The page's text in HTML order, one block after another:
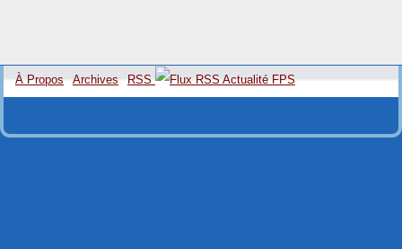
À Propos Archives RSS